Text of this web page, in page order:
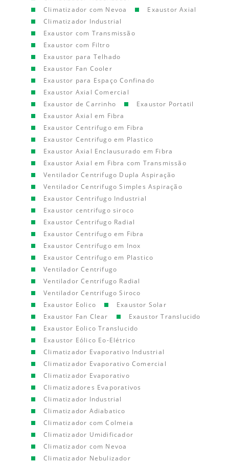
Climatizador com Nevoa
Exaustor Axial
Climatizador Industrial
Exaustor com Transmissão
Exaustor com Filtro
Exaustor para Telhado
Exaustor Fan Cooler
Exaustor para Espaço Confinado
Exaustor Axial Comercial
Exaustor de Carrinho
Exaustor Portatil
Exaustor Axial em Fibra
Exaustor Centrifugo em Fibra
Exaustor Centrifugo em Plastico
Exaustor Axial Enclausurado em Fibra
Exaustor Axial em Fibra com Transmissão
Ventilador Centrifugo Dupla Aspiração
Ventilador Centrifugo Simples Aspiração
Exaustor Centrifugo Industrial
Exaustor centrifugo siroco
Exaustor Centrifugo Radial
Exaustor Centrifugo em Fibra
Exaustor Centrifugo em Inox
Exaustor Centrifugo em Plastico
Ventilador Centrifugo
Ventilador Centrifugo Radial
Ventilador Centrifugo Siroco
Exaustor Eolico
Exaustor Solar
Exaustor Fan Clear
Exaustor Translucido
Exaustor Eolico Translucido
Exaustor Eólico Eo-Elétrico
Climatizador Evaporativo Industrial
Climatizador Evaporativo Comercial
Climatizador Evaporativo
Climatizadores Evaporativos
Climatizador Industrial
Climatizador Adiabatico
Climatizador com Colmeia
Climatizador Umidificador
Climatizador com Nevoa
Climatizador Nebulizador